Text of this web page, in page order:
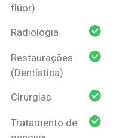
flúor)
Radiologia
Restaurações
(Dentística)
Cirurgias
Tratamento de